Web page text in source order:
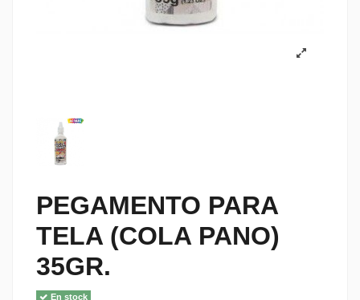
PEGAMENTO PARA
TELA (COLA PANO)
35GR.
En stock